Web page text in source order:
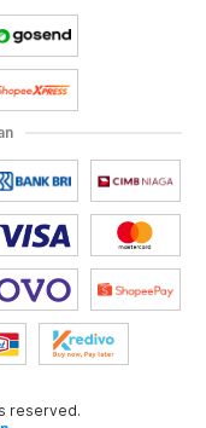
reserved.